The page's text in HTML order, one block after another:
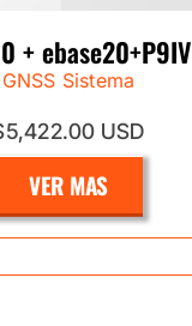
+ ebase20+P9IV
GNSS Sistema
USD
VER MAS